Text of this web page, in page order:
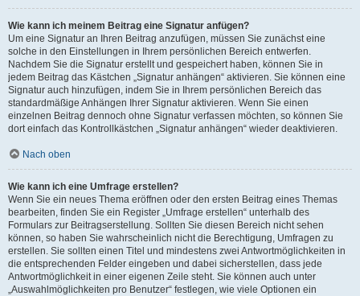
Wie kann ich meinem Beitrag eine Signatur anfügen?
Um eine Signatur an Ihren Beitrag anzufügen, müssen Sie zunächst eine
solche in den Einstellungen in Ihrem persönlichen Bereich entwerfen.
Nachdem Sie die Signatur erstellt und gespeichert haben, können Sie in
jedem Beitrag das Kästchen „Signatur anhängen“ aktivieren. Sie können eine
Signatur auch hinzufügen, indem Sie in Ihrem persönlichen Bereich das
standardmäßige Anhängen Ihrer Signatur aktivieren. Wenn Sie einen
einzelnen Beitrag dennoch ohne Signatur verfassen möchten, so können Sie
dort einfach das Kontrollkästchen „Signatur anhängen“ wieder deaktivieren.
Nach oben
Wie kann ich eine Umfrage erstellen?
Wenn Sie ein neues Thema eröffnen oder den ersten Beitrag eines Themas
bearbeiten, finden Sie ein Register „Umfrage erstellen“ unterhalb des
Formulars zur Beitragserstellung. Sollten Sie diesen Bereich nicht sehen
können, so haben Sie wahrscheinlich nicht die Berechtigung, Umfragen zu
erstellen. Sie sollten einen Titel und mindestens zwei Antwortmöglichkeiten in
die entsprechenden Felder eingeben und dabei sicherstellen, dass jede
Antwortmöglichkeit in einer eigenen Zeile steht. Sie können auch unter
„Auswahlmöglichkeiten pro Benutzer“ festlegen, wie viele Optionen ein